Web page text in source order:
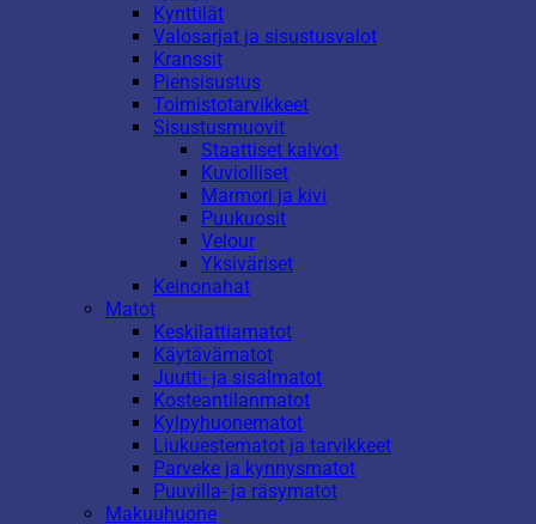
Kynttilät
Valosarjat ja sisustusvalot
Kranssit
Piensisustus
Toimistotarvikkeet
Sisustusmuovit
Staattiset kalvot
Kuviolliset
Marmori ja kivi
Puukuosit
Velour
Yksiväriset
Keinonahat
Matot
Keskilattiamatot
Käytävämatot
Juutti- ja sisalmatot
Kosteantilanmatot
Kylpyhuonematot
Liukuestematot ja tarvikkeet
Parveke ja kynnysmatot
Puuvilla- ja räsymatot
Makuuhuone